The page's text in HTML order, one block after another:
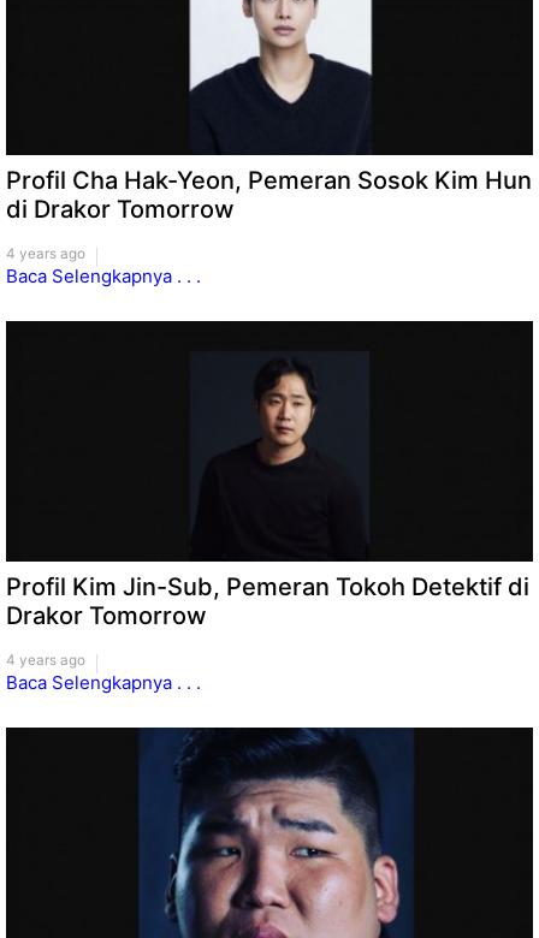
Profil Cha Hak-Yeon, Pemeran Sosok Kim Hun
di Drakor Tomorrow
4 years ago
Baca Selengkapnya . . .
Profil Kim Jin-Sub, Pemeran Tokoh Detektif di
Drakor Tomorrow
4 years ago
Baca Selengkapnya . . .